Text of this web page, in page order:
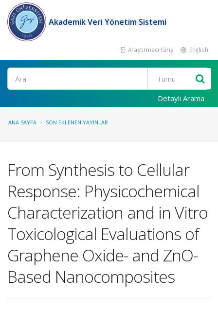
Akademik Veri Yönetim Sistemi
Araştırmacı Girişi English
Ara
Detaylı Arama
ANA SAYFA SON EKLENEN YAYINLAR
From Synthesis to Cellular
Response: Physicochemical
Characterization and in Vitro
Toxicological Evaluations of
Graphene Oxide- and ZnO-
Based Nanocomposites